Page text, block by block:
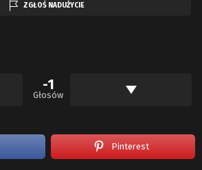
ZGŁOŚ NADUŻYCIE
-1
Głosów
Pinterest